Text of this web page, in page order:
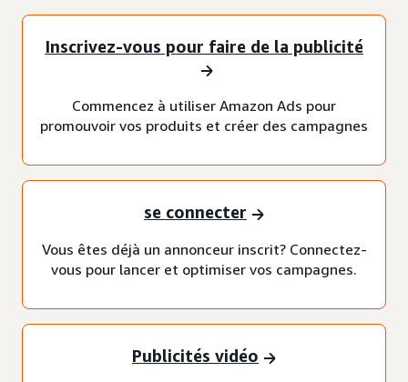
Inscrivez-vous pour faire de la publicité
Commencez à utiliser Amazon Ads pour
promouvoir vos produits et créer des campagnes
se connecter
Vous êtes déjà un annonceur inscrit? Connectez-
vous pour lancer et optimiser vos campagnes.
Publicités vidéo